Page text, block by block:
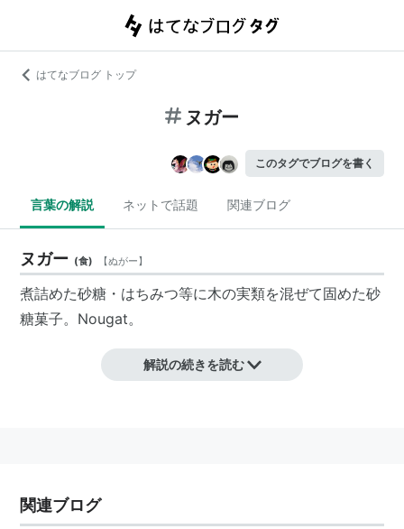
はてなブログ トップ
ヌガー
このタグでブログを書く
言葉の解説 ネットで話題 関連ブログ
ヌガー (食) 【ぬがー】
煮詰めた砂糖・はちみつ等に木の実類を混ぜて固めた砂
糖菓子。Nougat。
解説の続きを読む
関連ブログ